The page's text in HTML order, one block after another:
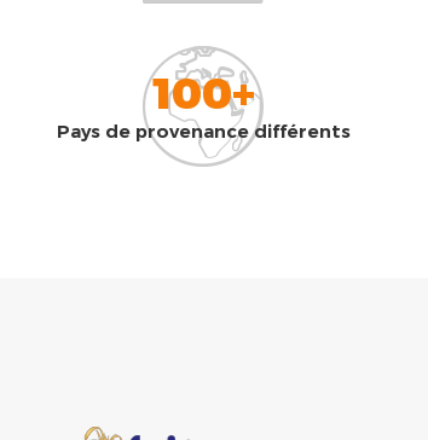
100+
Pays de provenance différents